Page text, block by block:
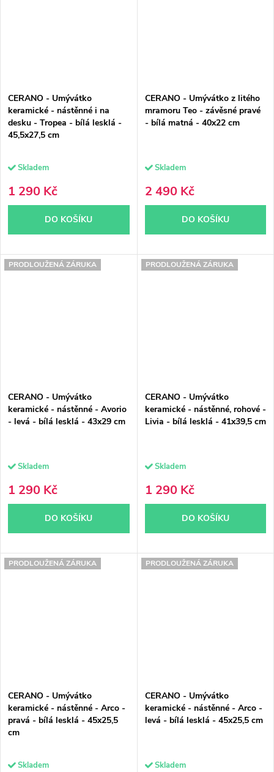
CERANO - Umývátko
keramické - nástěnné i na
desku - Tropea - bílá lesklá -
45,5x27,5 cm
Skladem
1 290 Kč
DO KOŠÍKU
CERANO - Umývátko z litého
mramoru Teo - závěsné pravé
- bílá matná - 40x22 cm
Skladem
2 490 Kč
DO KOŠÍKU
PRODLOUŽENÁ ZÁRUKA
CERANO - Umývátko
keramické - nástěnné - Avorio
- levá - bílá lesklá - 43x29 cm
Skladem
1 290 Kč
DO KOŠÍKU
PRODLOUŽENÁ ZÁRUKA
CERANO - Umývátko
keramické - nástěnné, rohové -
Livia - bílá lesklá - 41x39,5 cm
Skladem
1 290 Kč
DO KOŠÍKU
PRODLOUŽENÁ ZÁRUKA
CERANO - Umývátko
keramické - nástěnné - Arco -
pravá - bílá lesklá - 45x25,5
cm
Skladem
PRODLOUŽENÁ ZÁRUKA
CERANO - Umývátko
keramické - nástěnné - Arco -
levá - bílá lesklá - 45x25,5 cm
Skladem